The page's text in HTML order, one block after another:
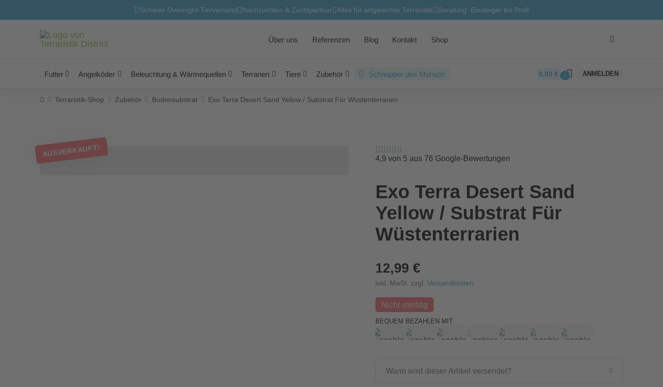
Sicherer Overnight-Tierversand Nachzuchten & Zuchtpartner Alles für artgerechte Terraristik Beratung: Einsteiger bis Profi
Über uns Referenzen Blog Kontakt Shop
Futter Angelköder Beleuchtung & Wärmequellen Terrarien Tiere Zubehör Schnapper des Monats! 0,00€ 0 ANMELDEN
HomeTerraristik-Shop Zubehör Bodensubstrat Exo Terra Desert Sand Yellow / Substrat Für Wüstenterrarien
4,9 von 5 aus 76 Google-Bewertungen
Exo Terra Desert Sand
Yellow / Substrat Für
Wüstenterrarien
12,99 €
inkl. MwSt. zzgl. Versandkosten
Nicht vorrätig
BEQUEM BEZAHLEN MIT:
Wann wird dieser Artikel versendet?
AUSVERKAUFT!